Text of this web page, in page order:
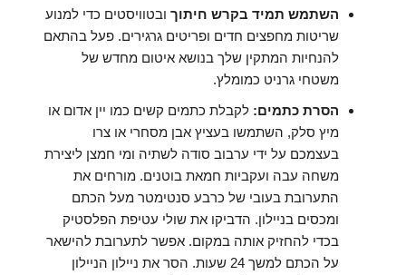
השתמש תמיד בקרש חיתוך ובטוויסטים כדי למנוע
שריטות מחפצים חדים ופריטים גרגירים. פעל בהתאם
להנחיות המתקין שלך בנושא איטום מחדש של
משטחי גרניט כמומלץ.
הסרת כתמים: לקבלת כתמים קשים כמו יין אדום או
מיץ סלק, השתמשו בעציץ אבן מסחרי או צרו
בעצמכם על ידי ערבוב סודה לשתיה ומי חמצן ליצירת
משחה עבה ועקביות חמאת בוטנים. מורחים את
התערובת בעובי של כרבע סנטימטר מעל הכתם
ומכסים בניילון. הדביקו את שולי עטיפת הפלסטיק
בכדי להחזיק אותה במקום. אפשר לתערובת להישאר
על הכתם למשך 24 שעות. הסר את ניילון הניילון